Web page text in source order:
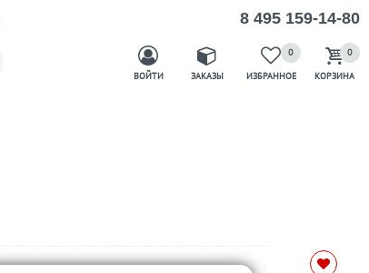
8 495 159-14-80
ВОЙТИ ЗАКАЗЫ ИЗБРАННОЕ
0
КОРЗИНА
0